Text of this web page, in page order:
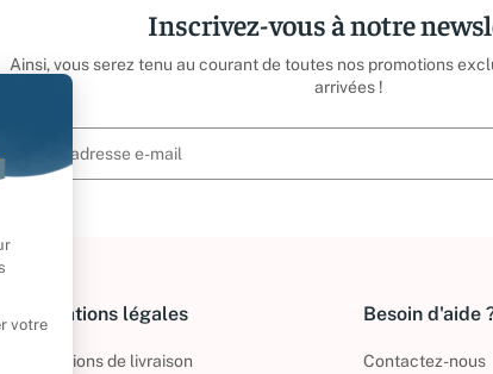
Inscrivez-vous à notre
Ainsi, vous serez tenu au courant de toutes nos promotions
arrivées !
Informations légales
Informations de livraison
Besoin d'aide
Contactez-nous